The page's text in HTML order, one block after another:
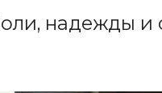
надежды